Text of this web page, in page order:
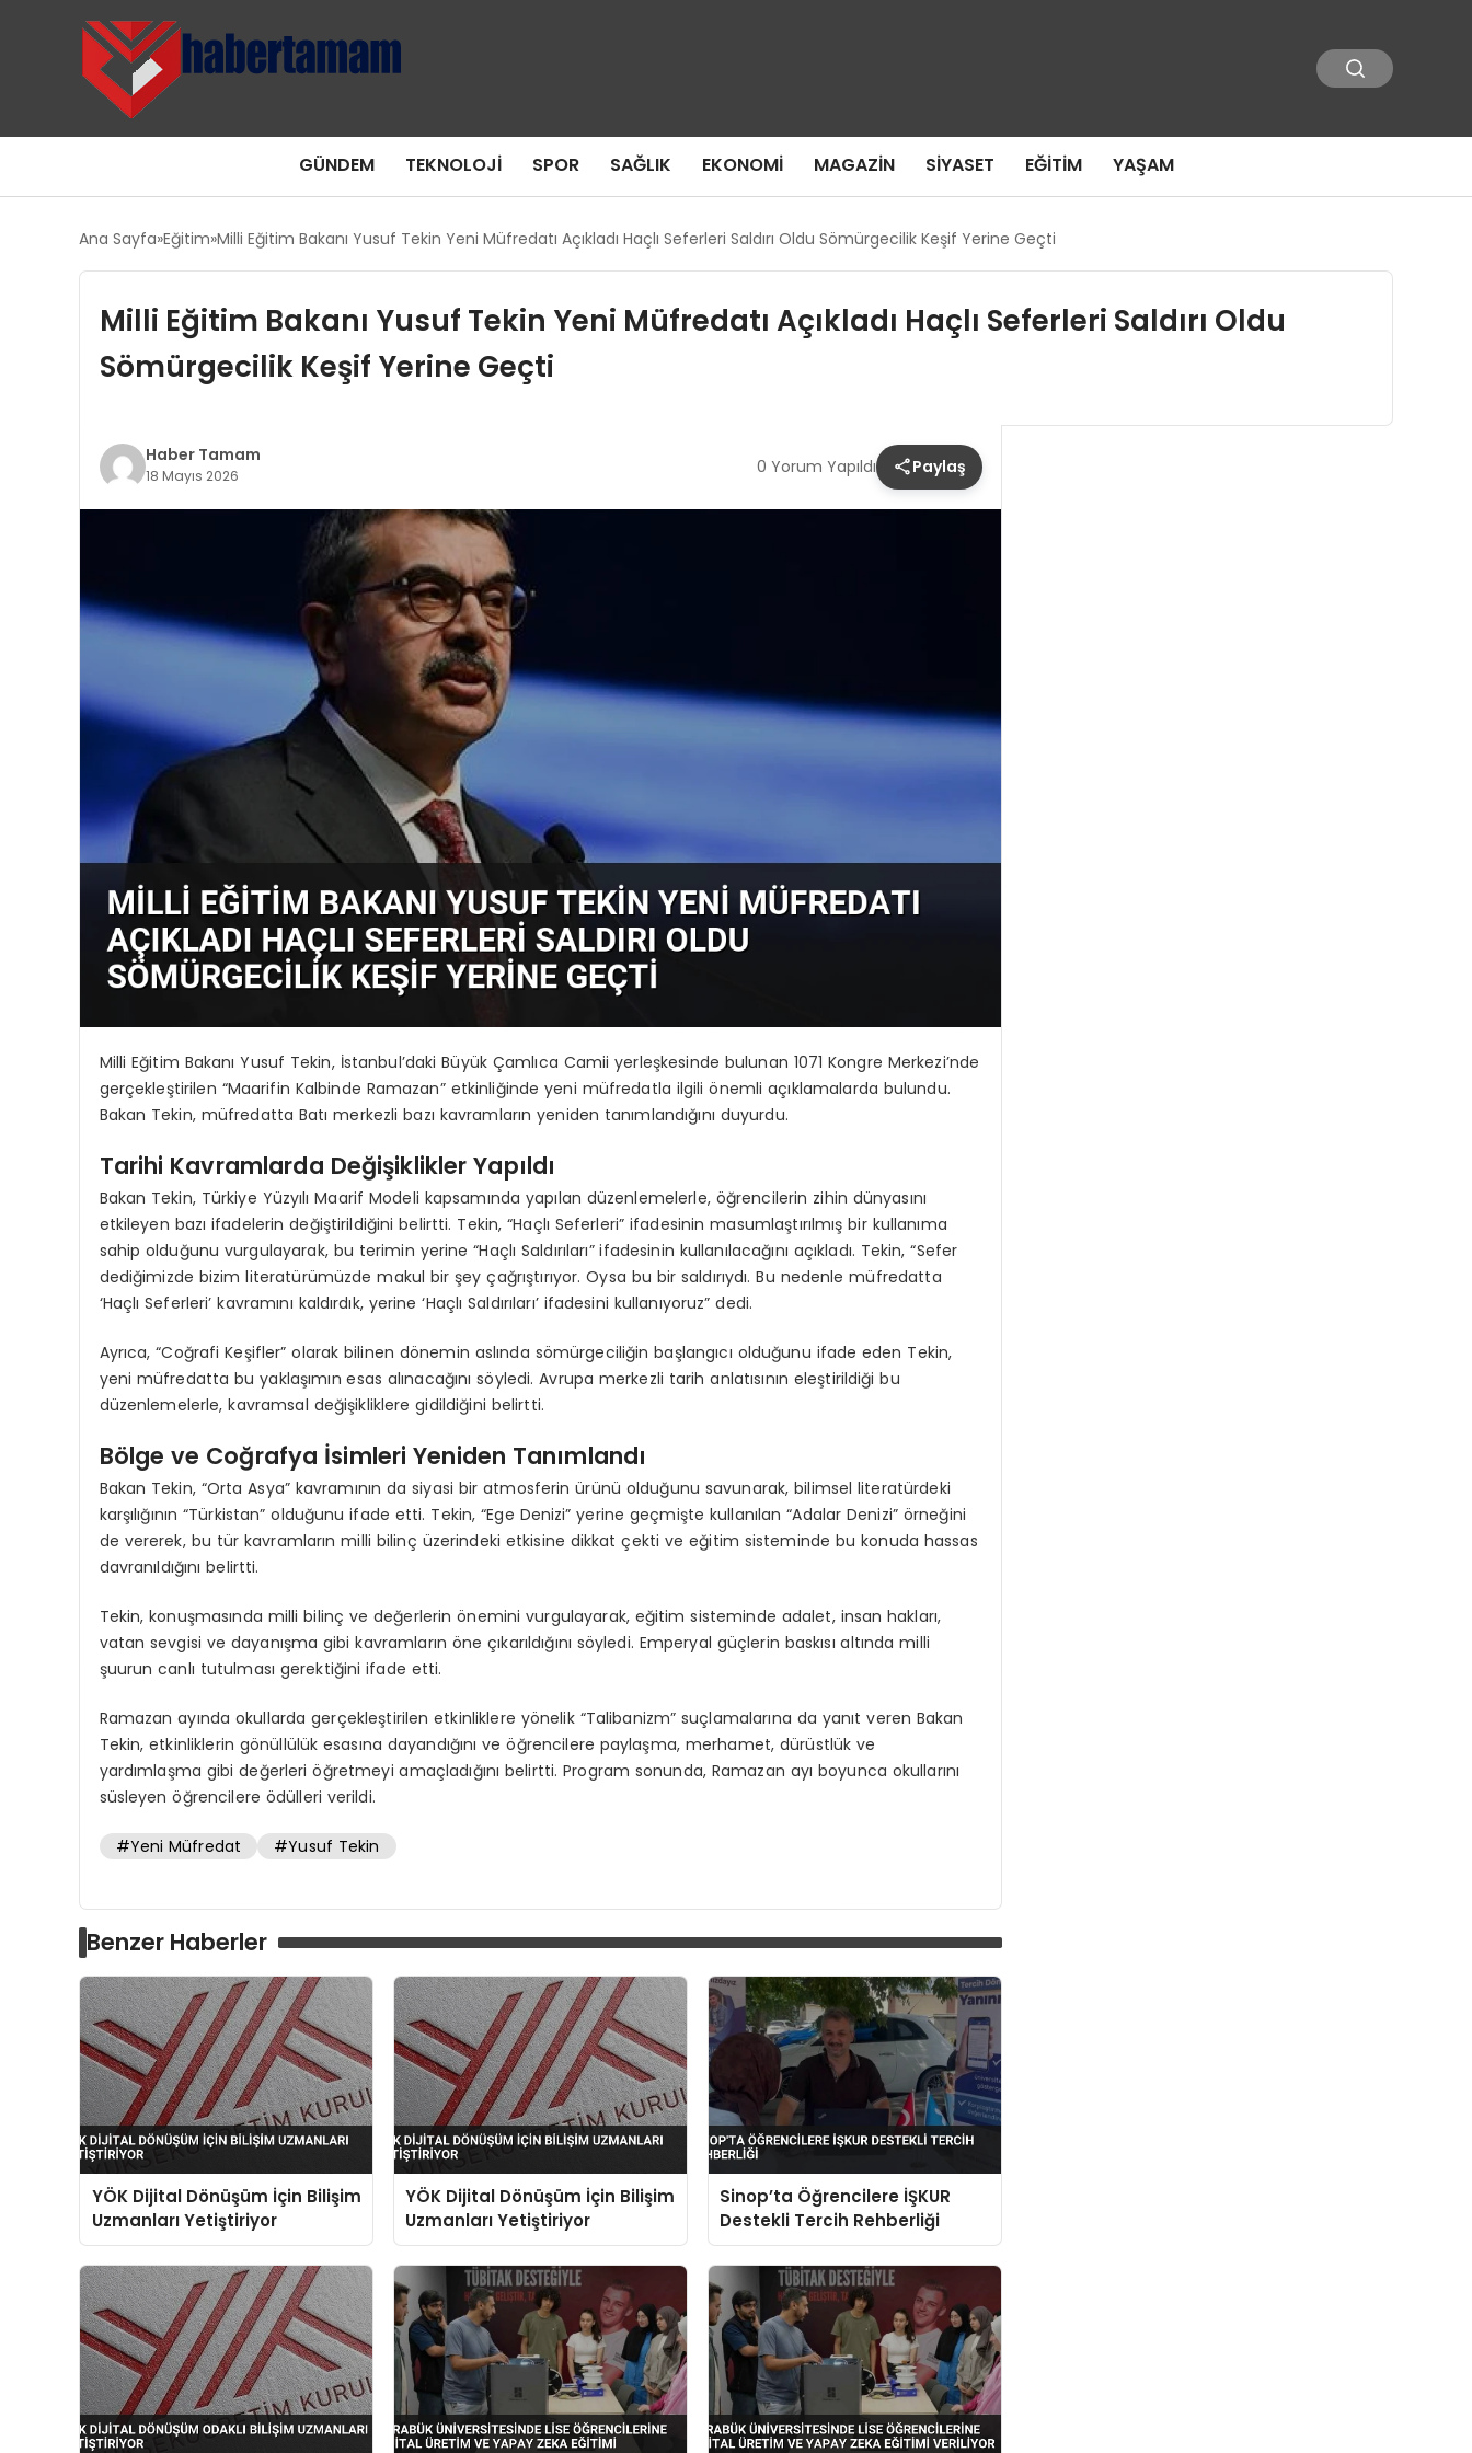
GÜNDEM TEKNOLOJI SPOR SAĞLIK EKONOMI MAGAZIN SIYASET EĞITIM YAŞAM
Ana Sayfa Eğitim Milli Eğitim Bakanı Yusuf Tekin Yeni Müfredatı Açıkladı Haçlı Seferleri Saldırı Oldu Sömürgecilik Keşif Yerine Geçti
Milli Eğitim Bakanı Yusuf Tekin Yeni Müfredatı Açıkladı Haçlı Seferleri Saldırı Oldu
Sömürgecilik Keşif Yerine Geçti
Haber Tamam
18 Mayıs 2026 0 Yorum Yapıldı Paylaş
Milli Eğitim Bakanı Yusuf Tekin, İstanbul’daki Büyük Çamlıca Camii yerleşkesinde bulunan 1071 Kongre Merkezi’nde
gerçekleştirilen “Maarifin Kalbinde Ramazan” etkinliğinde yeni müfredatla ilgili önemli açıklamalarda bulundu.
Bakan Tekin, müfredatta Batı merkezli bazı kavramların yeniden tanımlandığını duyurdu.
Tarihi Kavramlarda Değişiklikler Yapıldı
Bakan Tekin, Türkiye Yüzyılı Maarif Modeli kapsamında yapılan düzenlemelerle, öğrencilerin zihin dünyasını
etkileyen bazı ifadelerin değiştirildiğini belirtti. Tekin, “Haçlı Seferleri” ifadesinin masumlaştırılmış bir kullanıma
sahip olduğunu vurgulayarak, bu terimin yerine “Haçlı Saldırıları” ifadesinin kullanılacağını açıkladı. Tekin, “Sefer
dediğimizde bizim literatürümüzde makul bir şey çağrıştırıyor. Oysa bu bir saldırıydı. Bu nedenle müfredatta
‘Haçlı Seferleri’ kavramını kaldırdık, yerine ‘Haçlı Saldırıları’ ifadesini kullanıyoruz” dedi.
Ayrıca, “Coğrafi Keşifler” olarak bilinen dönemin aslında sömürgeciliğin başlangıcı olduğunu ifade eden Tekin,
yeni müfredatta bu yaklaşımın esas alınacağını söyledi. Avrupa merkezli tarih anlatısının eleştirildiği bu
düzenlemelerle, kavramsal değişikliklere gidildiğini belirtti.
Bölge ve Coğrafya İsimleri Yeniden Tanımlandı
Bakan Tekin, “Orta Asya” kavramının da siyasi bir atmosferin ürünü olduğunu savunarak, bilimsel literatürdeki
karşılığının “Türkistan” olduğunu ifade etti. Tekin, “Ege Denizi” yerine geçmişte kullanılan “Adalar Denizi” örneğini
de vererek, bu tür kavramların milli bilinç üzerindeki etkisine dikkat çekti ve eğitim sisteminde bu konuda hassas
davranıldığını belirtti.
Tekin, konuşmasında milli bilinç ve değerlerin önemini vurgulayarak, eğitim sisteminde adalet, insan hakları,
vatan sevgisi ve dayanışma gibi kavramların öne çıkarıldığını söyledi. Emperyal güçlerin baskısı altında milli
şuurun canlı tutulması gerektiğini ifade etti.
Ramazan ayında okullarda gerçekleştirilen etkinliklere yönelik “Talibanizm” suçlamalarına da yanıt veren Bakan
Tekin, etkinliklerin gönüllülük esasına dayandığını ve öğrencilere paylaşma, merhamet, dürüstlük ve
yardımlaşma gibi değerleri öğretmeyi amaçladığını belirtti. Program sonunda, Ramazan ayı boyunca okullarını
süsleyen öğrencilere ödülleri verildi.
#Yeni Müfredat #Yusuf Tekin
Benzer Haberler
YÖK Dijital Dönüşüm İçin Bilişim
Uzmanları Yetiştiriyor
YÖK Dijital Dönüşüm İçin Bilişim
Uzmanları Yetiştiriyor
Sinop’ta Öğrencilere İŞKUR
Destekli Tercih Rehberliği